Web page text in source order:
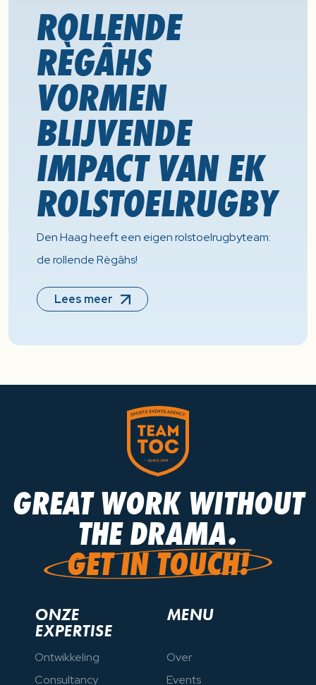
ROLLENDE
RÈGÂHS
VORMEN
BLIJVENDE
IMPACT VAN EK
ROLSTOELRUGBY
Den Haag heeft een eigen rolstoelrugbyteam:
de rollende Règâhs!
Lees meer
GREAT WORK WITHOUT
THE DRAMA.
GET IN TOUCH!
GREAT WORK WITHOUT
THE DRAMA.
GET IN TOUCH!
ONZE
EXPERTISE
Ontwikkeling
Consultancy
MENU
Over
Events